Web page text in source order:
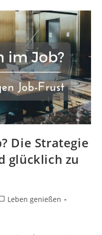
Die Strategie
glücklich zu
Leben genießen